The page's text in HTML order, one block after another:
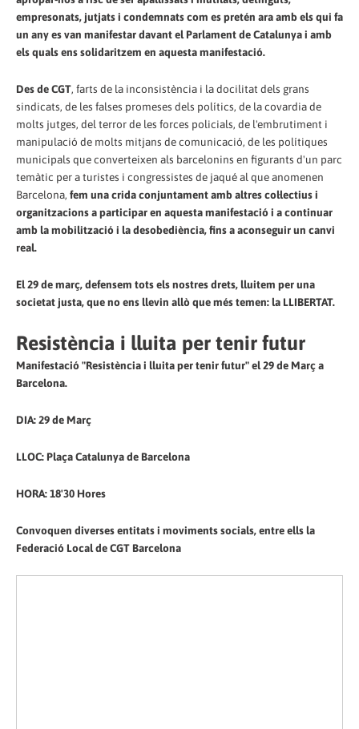
empresonats, jutjats i condemnats com es pretén ara amb els qui fa
un any es van manifestar davant el Parlament de Catalunya i amb
els quals ens solidaritzem en aquesta manifestació.
Des de CGT, farts de la inconsistència i la docilitat dels grans
sindicats, de les falses promeses dels polítics, de la covardia de
molts jutges, del terror de les forces policials, de l'embrutiment i
manipulació de molts mitjans de comunicació, de les polítiques
municipals que converteixen als barcelonins en figurants d'un parc
temàtic per a turistes i congressistes de jaqué al que anomenen
Barcelona, fem una crida conjuntament amb altres col·lectius i
organitzacions a participar en aquesta manifestació i a continuar
amb la mobilització i la desobediència, fins a aconseguir un canvi
real.
El 29 de març, defensem tots els nostres drets, lluitem per una
societat justa, que no ens llevin allò que més temen: la LLIBERTAT.
Resistència i lluita per tenir futur
Manifestació "Resistència i lluita per tenir futur" el 29 de Març a
Barcelona.
DIA: 29 de Març
LLOC: Plaça Catalunya de Barcelona
HORA: 18'30 Hores
Convoquen diverses entitats i moviments socials, entre ells la
Federació Local de CGT Barcelona